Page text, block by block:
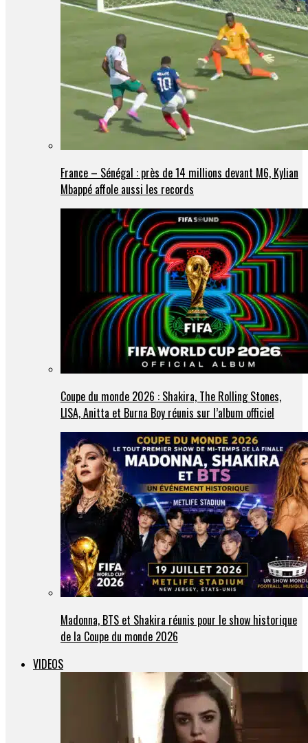
France – Sénégal : près de 14 millions devant M6, Kylian
Mbappé affole aussi les records
Coupe du monde 2026 : Shakira, The Rolling Stones,
LISA, Anitta et Burna Boy réunis sur l’album officiel
Madonna, BTS et Shakira réunis pour le show historique
de la Coupe du monde 2026
VIDEOS